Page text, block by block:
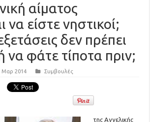
αίματος
να είστε νηστικοί;
δεν πρέπει
να φάτε τίποτα πριν;
Μαρ 2014 Συμβουλές
της Αγγελικής